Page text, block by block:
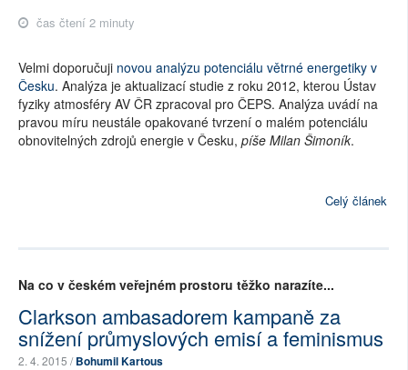
čas čtení 2 minuty
Velmi doporučuji novou analýzu potenciálu větrné energetiky v
Česku. Analýza je aktualizací studie z roku 2012, kterou Ústav
fyziky atmosféry AV ČR zpracoval pro ČEPS. Analýza uvádí na
pravou míru neustále opakované tvrzení o malém potenciálu
obnovitelných zdrojů energie v Česku, píše Milan Šimoník.
Celý článek
Na co v českém veřejném prostoru těžko narazíte...
Clarkson ambasadorem kampaně za
snížení průmyslových emisí a feminismus
2. 4. 2015 /Bohumil Kartous